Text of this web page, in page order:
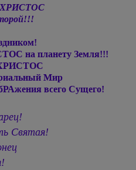
на планету Земля!!!
Мир
всего Сущего!
Святая!